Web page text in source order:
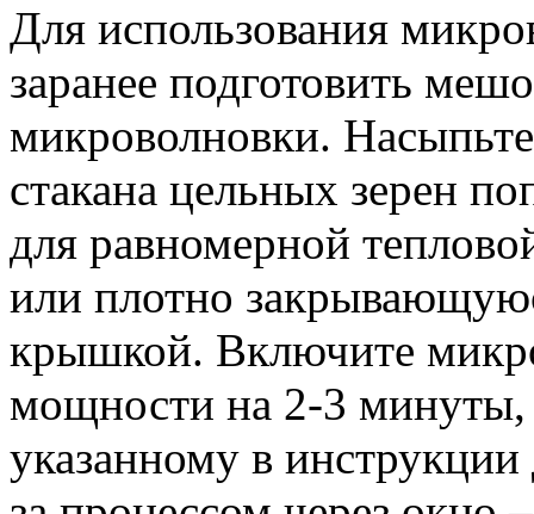
Для использования
заранее подготовить
микроволновки.
стакана цельных зерен
для равномерной
или плотно
крышкой. Включите
мощности на 2-3 минуты,
указанному в